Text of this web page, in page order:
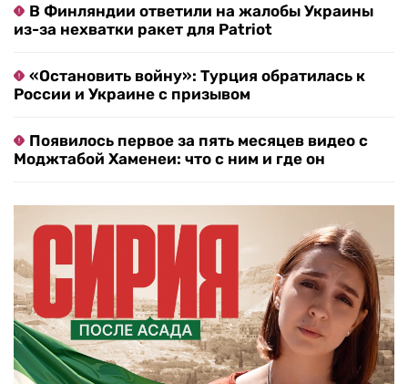
В Финляндии ответили на жалобы Украины
из-за нехватки ракет для Patriot
«Остановить войну»: Турция обратилась к
России и Украине с призывом
Появилось первое за пять месяцев видео с
Моджтабой Хаменеи: что с ним и где он